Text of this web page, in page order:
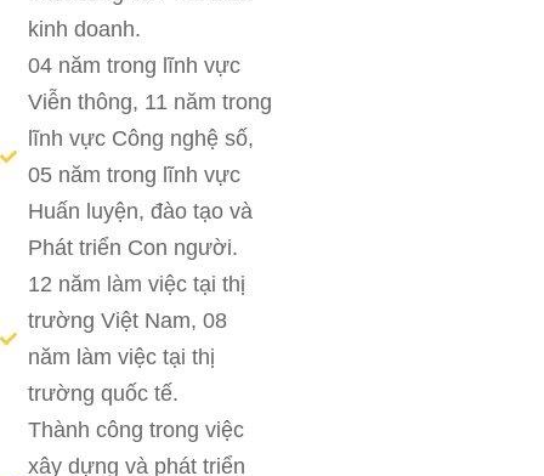
kinh doanh.
04 năm trong lĩnh vực
Viễn thông, 11 năm trong
lĩnh vực Công nghệ số,
05 năm trong lĩnh vực
Huấn luyện, đào tạo và
Phát triển Con người.
12 năm làm việc tại thị
trường Việt Nam, 08
năm làm việc tại thị
trường quốc tế.
Thành công trong việc
xây dựng và phát triển